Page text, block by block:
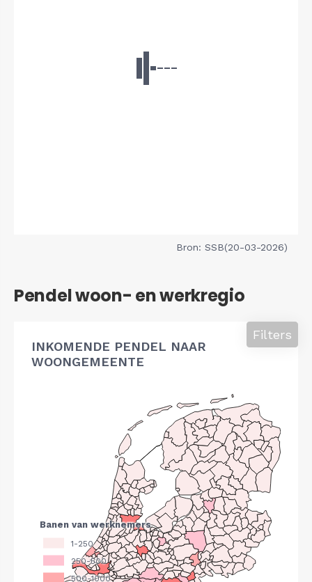
Bron: SSB(20-03-2026)
Pendel woon- en werkregio
INKOMENDE PENDEL NAAR
WOONGEMEENTE
Filters